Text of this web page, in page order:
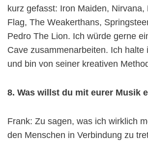
kurz gefasst: Iron Maiden, Nirvana,
Flag, The Weakerthans,
Pedro The Lion. Ich würde gerne
Cave zusammenarbeiten. Ich halte
und bin von seiner kreativen
8. Was willst du mit eurer Musik
Frank: Zu sagen, was ich wirklich
den Menschen in Verbindung zu